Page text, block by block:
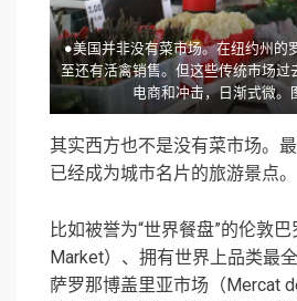
●美国并非没有菜市场。在纽约州的
至还有活禽销售。但这些传统市场过
电商和冲击，日渐式微。
其实西方也不是没有菜市场。
已经成为城市名片的旅游景点。
比如被誉为“世界餐盘”的伦敦
Market）、拥有世界上品类最
萨罗那博盖里亚市场（Mercat